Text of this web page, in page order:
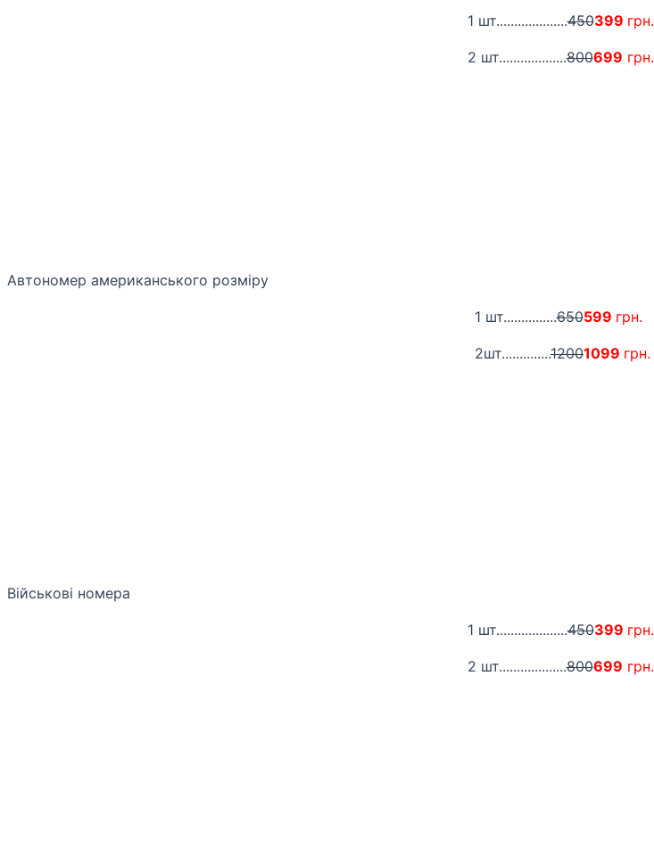
1 шт....................450399 грн.
2 шт...................800699 грн.
Автономер американського розміру
1 шт...............650599 грн.
2шт..............12001099 грн.
Військові номера
1 шт....................450399 грн.
2 шт...................800699 грн.